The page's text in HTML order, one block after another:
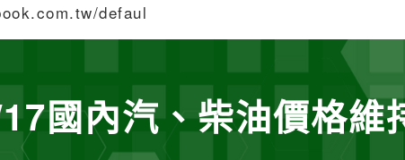
defaul
國內汽、柴油價格維